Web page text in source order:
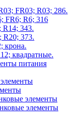
FR03; R03; 286.
FR6; R6; 316
R14; 343.
R20; 373.
крона.
квадратные.
питания
элементы
элементы